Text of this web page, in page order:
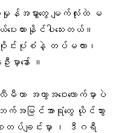
န်အမွှားတွေ မျက်လုံးထဲ မ
းထားနိုင်ပါသေးတယ်။
ဝိုင်းပုံစံနဲ့ တပ်မလား၊
ာနော် ။
ာ အကွာအဝေးလောက်မှာပဲ
းဘက်အမြင်အာရုံတွေ ယိုင်သွား
တပ်ချင်းမှာ ၊ ဒီဂရီ